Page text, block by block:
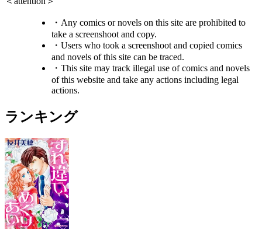
・Any comics or novels on this site are prohibited to
take a screenshoot and copy.
・Users who took a screenshoot and copied comics
and novels of this site can be traced.
・This site may track illegal use of comics and novels
of this website and take any actions including legal
actions.
ランキング